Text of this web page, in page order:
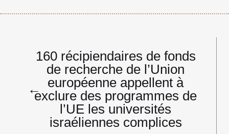
Navigation
de
l’article
←
160 récipiendaires de fonds
de recherche de l’Union
européenne appellent à
exclure des programmes de
l’UE les universités
israéliennes complices